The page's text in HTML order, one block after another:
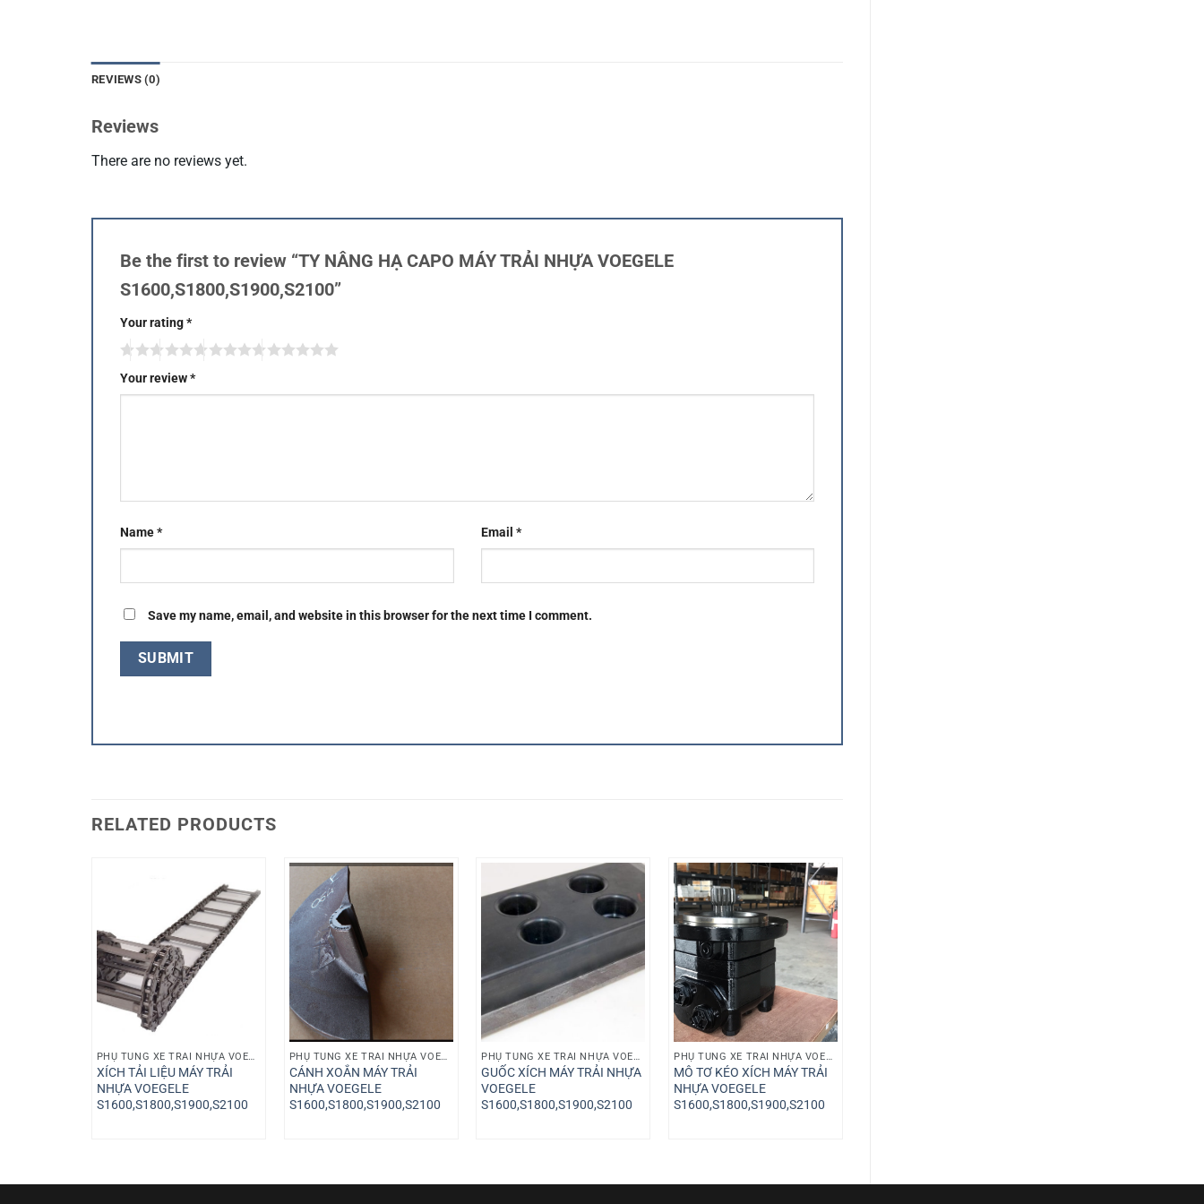
REVIEWS (0)
Reviews
There are no reviews yet.
Be the first to review “TY NÂNG HẠ CAPO MÁY TRẢI NHỰA VOEGELE
S1600,S1800,S1900,S2100”
Your rating*
Your review*
Name* Email *
Save my name, email, and website in this browser for the next time I comment.
RELATED PRODUCTS
PHỤ TÙNG XE TRẢI NHỰA VOEGELE
XÍCH TẢI LIỆU MÁY TRẢI
NHỰA VOEGELE
S1600,S1800,S1900,S2100
PHỤ TÙNG XE TRẢI NHỰA VOEGELE
CÁNH XOẮN MÁY TRẢI
NHỰA VOEGELE
S1600,S1800,S1900,S2100
PHỤ TÙNG XE TRẢI NHỰA VOEGELE
GUỐC XÍCH MÁY TRẢI NHỰA
VOEGELE
S1600,S1800,S1900,S2100
PHỤ TÙNG XE TRẢI NHỰA VOEGELE
MÔ TƠ KÉO XÍCH MÁY TRẢI
NHỰA VOEGELE
S1600,S1800,S1900,S2100